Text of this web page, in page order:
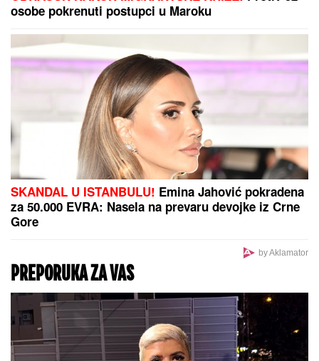
osobe pokrenuti postupci u Maroku
SKANDAL U ISTANBULU! Emina Jahović pokradena
za 50.000 EVRA: Nasela na prevaru devojke iz Crne
Gore
by Aklamator
PREPORUKA ZA VAS